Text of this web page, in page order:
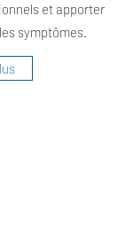
et apporter
symptômes.